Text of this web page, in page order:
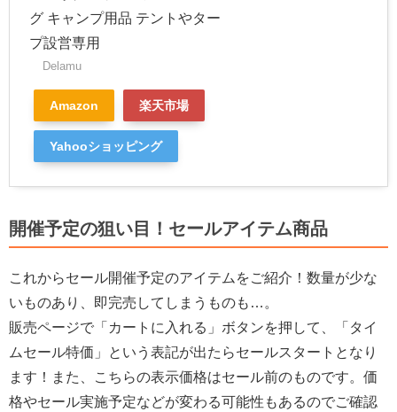
グ キャンプ用品 テントやター
プ設営専用
Delamu
Amazon 楽天市場
Yahooショッピング
開催予定の狙い目！セールアイテム商品
これからセール開催予定のアイテムをご紹介！数量が少な
いものあり、即完売してしまうものも…。
販売ページで「カートに入れる」ボタンを押して、「タイ
ムセール特価」という表記が出たらセールスタートとなり
ます！また、こちらの表示価格はセール前のものです。価
格やセール実施予定などが変わる可能性もあるのでご確認